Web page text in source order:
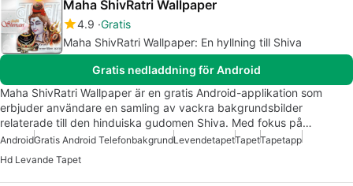
Maha ShivRatri Wallpaper
4.9 Gratis
Maha ShivRatri Wallpaper: En hyllning till Shiva
Gratis nedladdning för Android
Maha ShivRatri Wallpaper är en gratis Android-applikation som
erbjuder användare en samling av vackra bakgrundsbilder
relaterade till den hinduiska gudomen Shiva. Med fokus på…
AndroidGratis Android TelefonbakgrundLevendetapetTapetTapetapp
Hd Levande Tapet